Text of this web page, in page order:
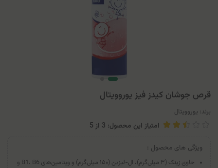
قرص جوشان کیدز فیز یوروویتال
برند: یوروویتال
امتیاز این محصول: 3 از 5
ویژگی های محصول :
حاوی زینک (۳ میلی‌گرم)، ال-لیزین (۱۵۰ میلی‌گرم) و ویتامین‌های B1، B6 و